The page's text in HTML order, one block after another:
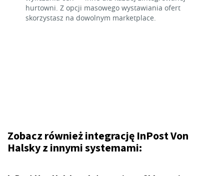
hurtowni. Z opcji masowego wystawiania ofert
skorzystasz na dowolnym marketplace.
Zobacz również integrację InPost Von
Halsky z innymi systemami: